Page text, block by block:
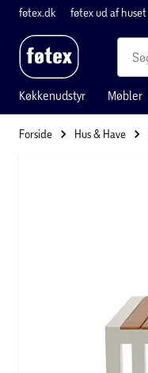
føtex.dk føtex ud af huset
Køkkenudstyr Møbler
Forside Hus & Have